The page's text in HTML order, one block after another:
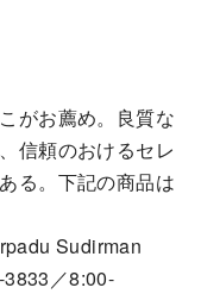
がお薦め。良質な
信頼のおけるセレ
る。下記の商品は
Sudirman
／8:00-